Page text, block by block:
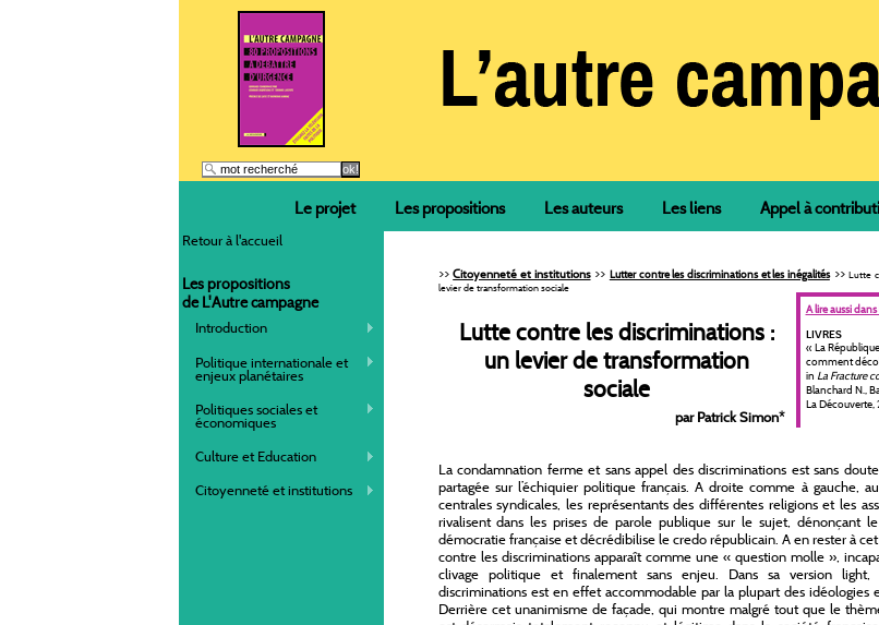
Le projet Les propositions Les auteurs Les liens Appel à
Retour à l'accueil
Les propositions
de L'Autre campagne
Introduction
Politique internationale et
enjeux planétaires
Politiques sociales et
économiques
Culture et Education
Citoyenneté et institutions
>>Citoyenneté et institutions>> Lutter contre les discriminations et les inégalités>>Lutte
levier de transformation sociale
A lire aussi
LIVRES
« La
comment
in La Fracture
Blanchard N.,
La Découverte,
Lutte contre les discriminations :
un levier de transformation
sociale
par Patrick Simon*
La condamnation ferme et sans appel des discriminations est sans
partagée sur l’échiquier politique français. A droite comme à gauche,
centrales syndicales, les représentants des différentes religions et les
rivalisent dans les prises de parole publique sur le sujet, dénonçant
démocratie française et décrédibilise le credo républicain. A en rester à
contre les discriminations apparaît comme une « question molle »,
clivage politique et finalement sans enjeu. Dans sa version
discriminations est en effet accommodable par la plupart des idéologies
Derrière cet unanimisme de façade, qui montre malgré tout que le